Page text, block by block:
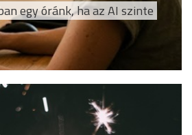
egy óránk, ha az AI szinte